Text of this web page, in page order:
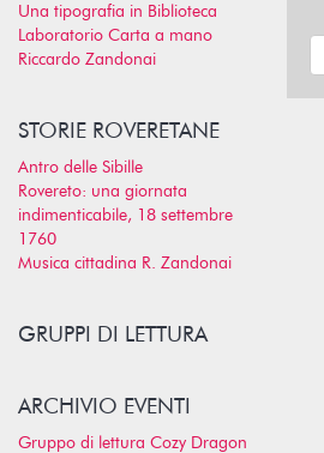
Una tipografia in Biblioteca
Laboratorio Carta a mano
Riccardo Zandonai
STORIE ROVERETANE
Antro delle Sibille
Rovereto: una giornata
indimenticabile, 18 settembre
1760
Musica cittadina R. Zandonai
GRUPPI DI LETTURA
ARCHIVIO EVENTI
Gruppo di lettura Cozy Dragon